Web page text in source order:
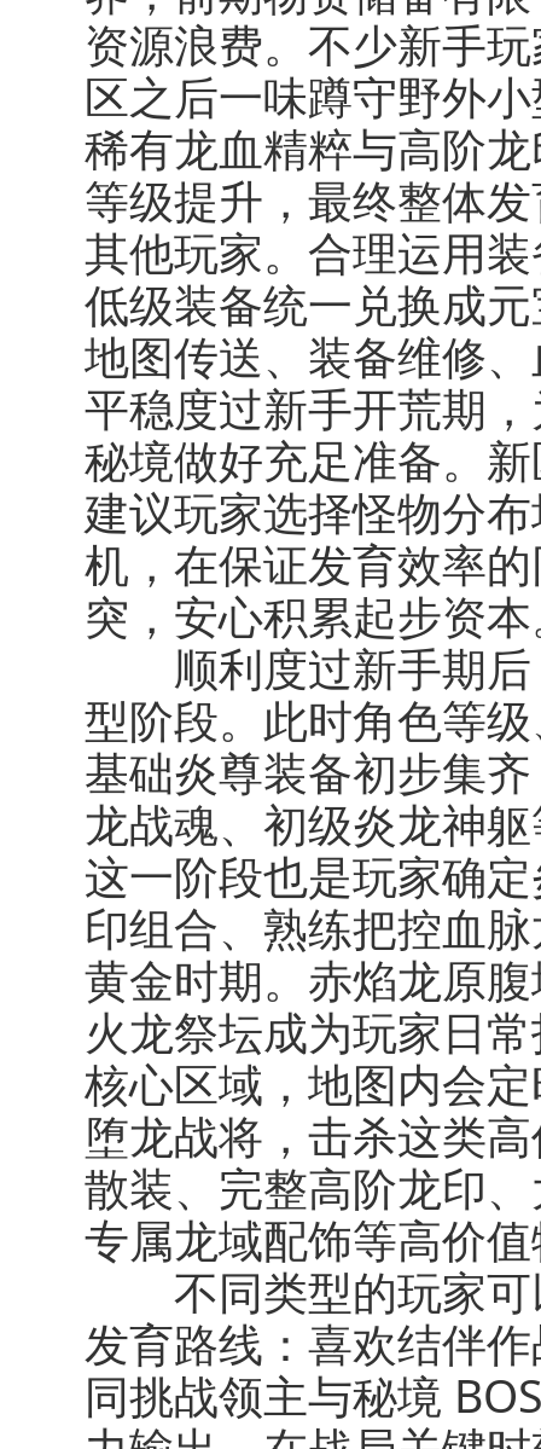
资源浪费。不少新手
区之后一味蹲守野外
稀有龙血精粹与高阶
等级提升，最终整体
其他玩家。合理运用
低级装备统一兑换成
地图传送、装备维修
平稳度过新手开荒期
秘境做好充足准备。
建议玩家选择怪物分
机，在保证发育效率
突，安心积累起步资
顺利度过新手期后
型阶段。此时角色等
基础炎尊装备初步集
龙战魂、初级炎龙神
这一阶段也是玩家确
印组合、熟练把控血
黄金时期。赤焰龙原
火龙祭坛成为玩家日
核心区域，地图内会
堕龙战将，击杀这类
散装、完整高阶龙印
专属龙域配饰等高价
不同类型的玩家可
发育路线：喜欢结伴
同挑战领主与秘境